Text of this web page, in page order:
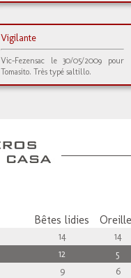
Vigilante
Vic-Fezensac le 30/05/2009 pour
Tomasito. Très typé saltillo.
Bêtes lidies
14
14
12
5
9
6